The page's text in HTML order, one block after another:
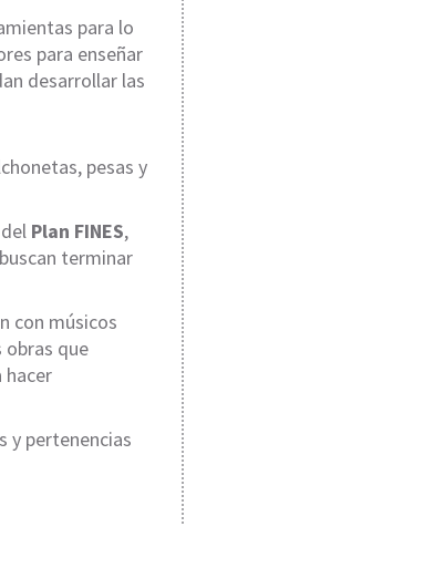
para lo
para enseñar
desarrollar las
pesas y
Plan FINES,
terminar
con músicos
que
hacer
y pertenencias